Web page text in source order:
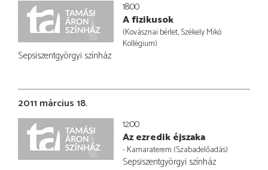
18:00
A fizikusok
(Kovásznai bérlet, Székely Mikó
Kollégium)
Sepsiszentgyörgyi színház
2011 március 18.
12:00
Az ezredik éjszaka
- Kamaraterem (Szabadelőadás)
Sepsiszentgyörgyi színház